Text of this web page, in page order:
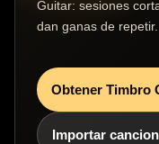
Guitar: sesiones
dan ganas de repetir.
Obtener Timbro
Importar